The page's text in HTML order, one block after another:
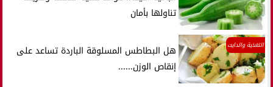
تناولها بأمان
التغذية والدايت
هل البطاطس المسلوقة الباردة تساعد على
إنقاص الوزن......